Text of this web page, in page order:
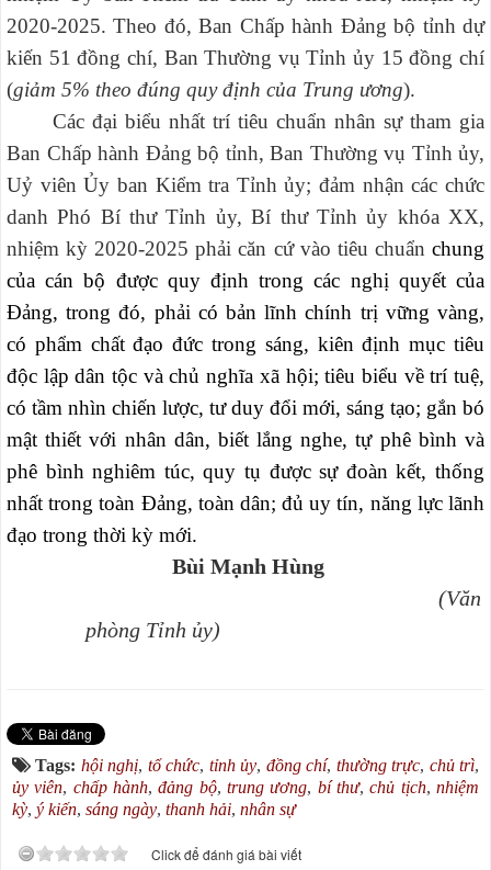
2020-2025. Theo đó,Ban Chấp hành Đảng bộ tỉnh dự
kiến 51 đồng chí, Ban Thường vụ Tỉnh ủy 15 đồng chí
(giảm 5% theo đúng quy định của Trung ương).
Các đại biểu nhất trí tiêu chuẩn nhân sự tham gia
Ban Chấp hành Đảng bộ tỉnh, Ban Thường vụ Tỉnh ủy,
Uỷ viên Ủy ban Kiểm tra Tỉnh ủy; đảm nhận các chức
danh Phó Bí thư Tỉnh ủy, Bí thư Tỉnh ủy khóa XX,
nhiệm kỳ 2020-2025 phải căn cứ vào tiêu chuẩn chung
của cán bộ được quy định trong các nghị quyết của
Đảng, trong đó, phải có bản lĩnh chính trị vững vàng,
có phẩm chất đạo đức trong sáng, kiên định mục tiêu
độc lập dân tộc và chủ nghĩa xã hội; tiêu biểu về trí tuệ,
có tầm nhìn chiến lược, tư duy đổi mới, sáng tạo; gắn bó
mật thiết với nhân dân, biết lắng nghe, tự phê bình và
phê bình nghiêm túc, quy tụ được sự đoàn kết, thống
nhất trong toàn Đảng, toàn dân; đủ uy tín, năng lực lãnh
đạo trong thời kỳ mới.
Bùi Mạnh Hùng
(Văn
phòng Tỉnh ủy)
Tags: hội nghị, tổ chức, tỉnh ủy, đồng chí, thường trực, chủ trì,
ủy viên, chấp hành,đảng bộ,trung ương, bí thư,chủ tịch,nhiệm
kỳ, ý kiến, sáng ngày, thanh hải, nhân sự
Click để đánh giá bài viết